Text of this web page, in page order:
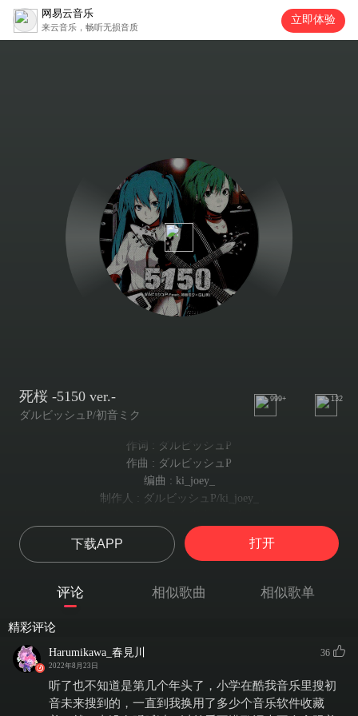
网易云音乐
来云音乐，畅听无损音质
立即体验
死桜 -5150 ver.-
ダルビッシュP/初音ミク
999+ 132
作词 : ダルビッシュP
作曲 : ダルビッシュP
编曲 : ki_joey_
制作人 : ダルビッシュP/ki_joey_
映入眼帘的淡淡颜色
写真立ての中 今も / 现在也存在于相片中
不经意察觉的窗边
吹き抜ける春の風と 煙りの匂い / 吹拂而过的春风 以及烟尘的气味
灰になる君の身体 風に溶けて / 你那化作灰烬的身躯 与风交融
你化作灰烬的身躯随风消融
下载APP 打开
评论 相似歌曲 相似歌单
精彩评论
Harumikawa_春見川
2022年8月23日
36
听了也不知道是第几个年头了，小学在酷我音乐里搜初
音未来搜到的，一直到我换用了多少个音乐软件收藏